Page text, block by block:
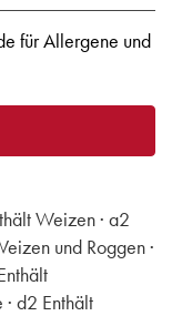
für Allergene und
Weizen · a2
und Roggen ·
d2 Enthält